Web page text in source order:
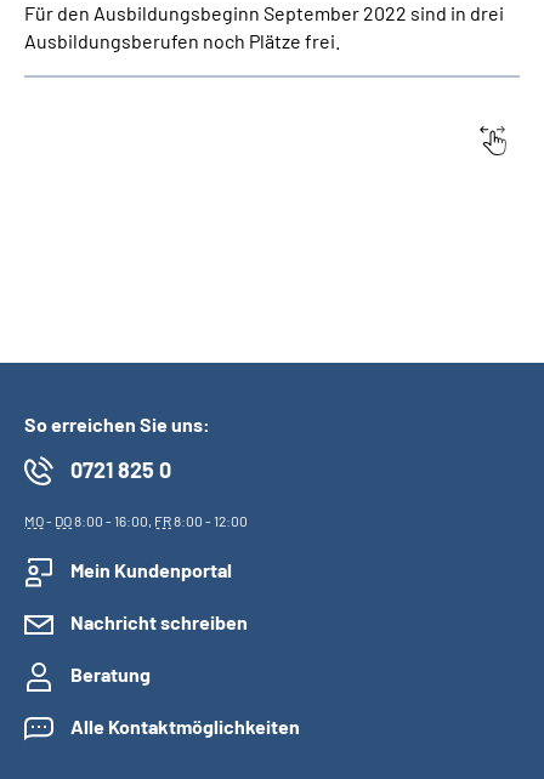
Für den Ausbildungsbeginn September 2022 sind in drei
Ausbildungsberufen noch Plätze frei.
So erreichen Sie uns:
0721 825 0
MO- DO8:00 - 16:00, FR8:00 - 12:00
Mein Kundenportal
Nachricht schreiben
Beratung
Alle Kontaktmöglichkeiten